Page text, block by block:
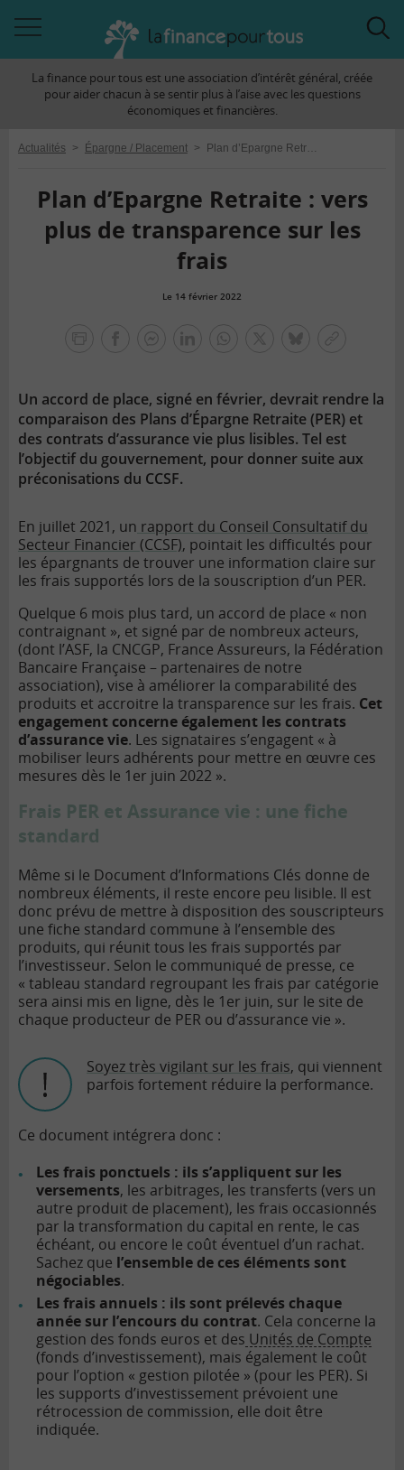
àLa finance pour tous est une association d’intérêt général, créée
pour aider chacun à se sentir plus à l’aise avec les questions
économiques et financières.
Actualités > Épargne / Placement > Plan d’Epargne Retraite : vers plus de transparence sur les frais
Plan d’Epargne Retraite : vers
plus de transparence sur les
frais
Le 14 février 2022
Un accord de place, signé en février, devrait rendre la
comparaison des Plans d’Épargne Retraite (PER) et
des contrats d’assurance vie plus lisibles. Tel est
l’objectif du gouvernement, pour donner suite aux
préconisations du CCSF.
En juillet 2021, un rapport du Conseil Consultatif du
Secteur Financier (CCSF), pointait les difficultés pour
les épargnants de trouver une information claire sur
les frais supportés lors de la souscription d’un PER.
Quelque 6 mois plus tard, un accord de place « non
contraignant », et signé par de nombreux acteurs,
(dont l’ASF, la CNCGP, France Assureurs, la Fédération
Bancaire Française – partenaires de notre
association), vise à améliorer la comparabilité des
produits et accroitre la transparence sur les frais. Cet
engagement concerne également les contrats
d’assurance vie. Les signataires s’engagent « à
mobiliser leurs adhérents pour mettre en œuvre ces
mesures dès le 1er juin 2022 ».
Frais PER et Assurance vie : une fiche
standard
Même si le Document d’Informations Clés donne de
nombreux éléments, il reste encore peu lisible. Il est
donc prévu de mettre à disposition des souscripteurs
une fiche standard commune à l’ensemble des
produits, qui réunit tous les frais supportés par
l’investisseur. Selon le communiqué de presse, ce
« tableau standard regroupant les frais par catégorie
sera ainsi mis en ligne, dès le 1er juin, sur le site de
chaque producteur de PER ou d’assurance vie ».
Soyez très vigilant sur les frais, qui viennent
parfois fortement réduire la performance.
Ce document intégrera donc :
Les frais ponctuels : ils s’appliquent sur les
versements, les arbitrages, les transferts (vers un
autre produit de placement), les frais occasionnés
par la transformation du capital en rente, le cas
échéant, ou encore le coût éventuel d’un rachat.
Sachez que l’ensemble de ces éléments sont
négociables.
Les frais annuels : ils sont prélevés chaque
année sur l’encours du contrat. Cela concerne la
gestion des fonds euros et des Unités de Compte
(fonds d’investissement), mais également le coût
pour l’option « gestion pilotée » (pour les PER). Si
les supports d’investissement prévoient une
rétrocession de commission, elle doit être
indiquée.